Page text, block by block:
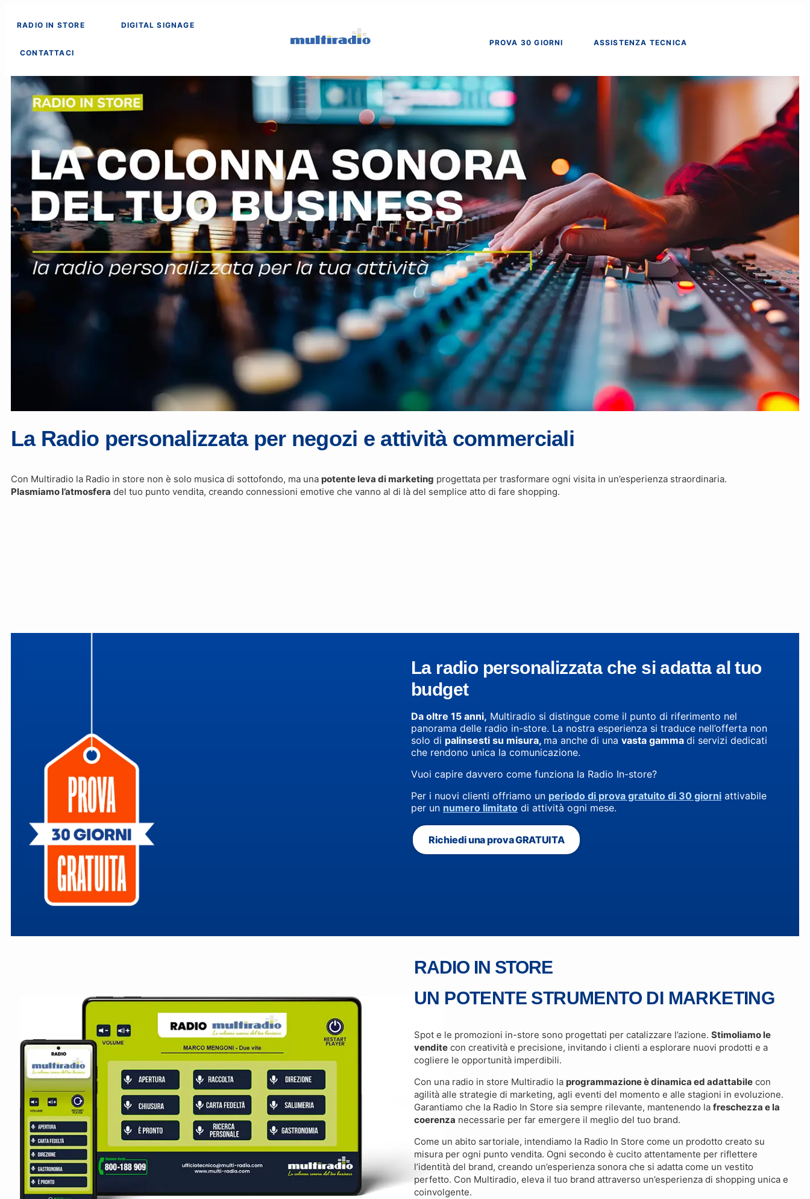
RADIO IN STORE DIGITAL SIGNAGE
CONTATTACI
PROVA 30 GIORNI ASSISTENZA TECNICA
La Radio personalizzata per negozi e attività commerciali
Con Multiradio la Radio in store non è solo musica di sottofondo, ma una potente leva di marketing progettata per trasformare ogni visita in un’esperienza straordinaria.
Plasmiamo l’atmosfera del tuo punto vendita, creando connessioni emotive che vanno al di là del semplice atto di fare shopping.
La radio personalizzata che si adatta al tuo
budget
Da oltre 15 anni, Multiradio si distingue come il punto di riferimento nel
panorama delle radio in-store. La nostra esperienza si traduce nell’offerta non
solo di palinsesti su misura, ma anche di una vasta gamma di servizi dedicati
che rendono unica la comunicazione.
Vuoi capire davvero come funziona la Radio In-store?
Per i nuovi clienti offriamo un periodo di prova gratuito di 30 giorni attivabile
per un numero limitato di attività ogni mese.
Richiedi una prova GRATUITA
RADIO IN STORE
UN POTENTE STRUMENTO DI MARKETING
Spot e le promozioni in-store sono progettati per catalizzare l’azione. Stimoliamo le
vendite con creatività e precisione, invitando i clienti a esplorare nuovi prodotti e a
cogliere le opportunità imperdibili.
Con una radio in store Multiradio la programmazione è dinamica ed adattabile con
agilità alle strategie di marketing, agli eventi del momento e alle stagioni in evoluzione.
Garantiamo che la Radio In Store sia sempre rilevante, mantenendo la freschezza e la
coerenza necessarie per far emergere il meglio del tuo brand.
Come un abito sartoriale, intendiamo la Radio In Store come un prodotto creato su
misura per ogni punto vendita. Ogni secondo è cucito attentamente per riflettere
l’identità del brand, creando un’esperienza sonora che si adatta come un vestito
perfetto. Con Multiradio, eleva il tuo brand attraverso un’esperienza di shopping unica e
coinvolgente.